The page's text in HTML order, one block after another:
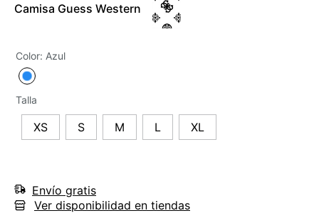
Camisa Guess Western
Color: Azul
Talla
XS S M L XL
Envío gratis
Ver disponibilidad en tiendas